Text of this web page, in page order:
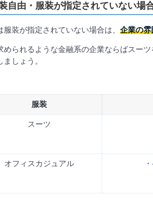
自由・服装が指定されていない場
装が指定されていない場合は、 企業の雰
められるような金融系の企業ならばスー
しょう。
服装
スーツ
オフィスカジュアル ・